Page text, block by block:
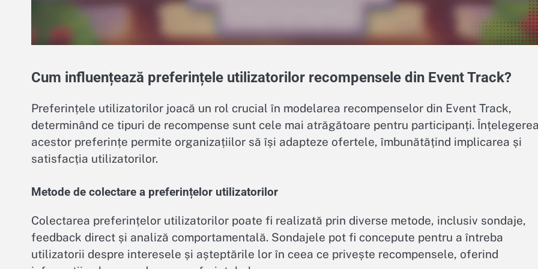
Cum influențează preferințele utilizatorilor recompensele din Event Track?
Preferințele utilizatorilor joacă un rol crucial în modelarea recompenselor din Event Track,
determinând ce tipuri de recompense sunt cele mai atrăgătoare pentru participanți.
acestor preferințe permite organizațiilor să își adapteze ofertele, îmbunătățind implicarea și
satisfacția utilizatorilor.
Metode de colectare a preferințelor utilizatorilor
Colectarea preferințelor utilizatorilor poate fi realizată prin diverse metode, inclusiv sondaje,
feedback direct și analiză comportamentală. Sondajele pot fi concepute pentru a întreba
utilizatorii despre interesele și așteptările lor în ceea ce privește recompensele, oferind